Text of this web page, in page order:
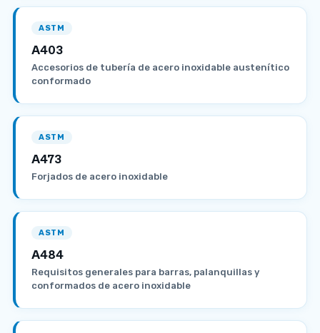
ASTM
A403
Accesorios de tubería de acero inoxidable austenítico
conformado
ASTM
A473
Forjados de acero inoxidable
ASTM
A484
Requisitos generales para barras, palanquillas y
conformados de acero inoxidable